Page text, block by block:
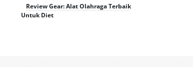
Review Gear: Alat Olahraga Terbaik
Untuk Diet